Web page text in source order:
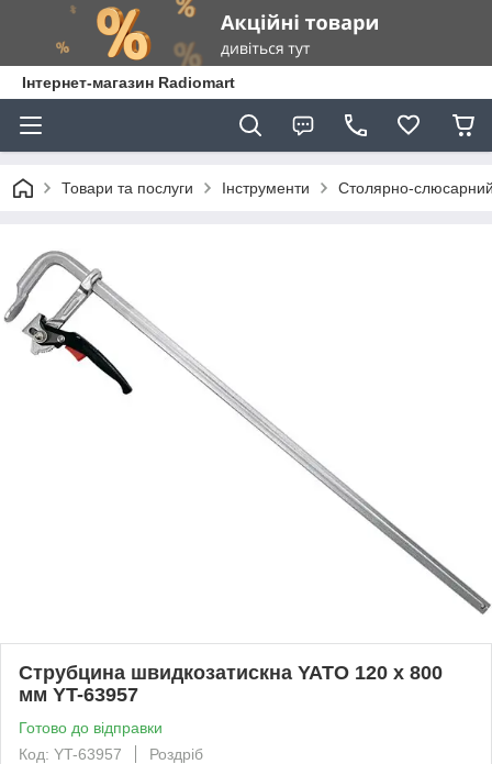
Інтернет-магазин Radiomart
Товари та послуги Інструменти Столярно-
Струбцина швидкозатискна YATO 120 x 800
мм YT-63957
Готово до відправки
Код: YT-63957
Роздріб